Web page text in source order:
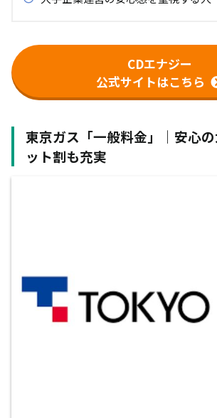
CDエナジー
公式サイトはこちら
東京ガス「一般料金」｜安心
ット割も充実